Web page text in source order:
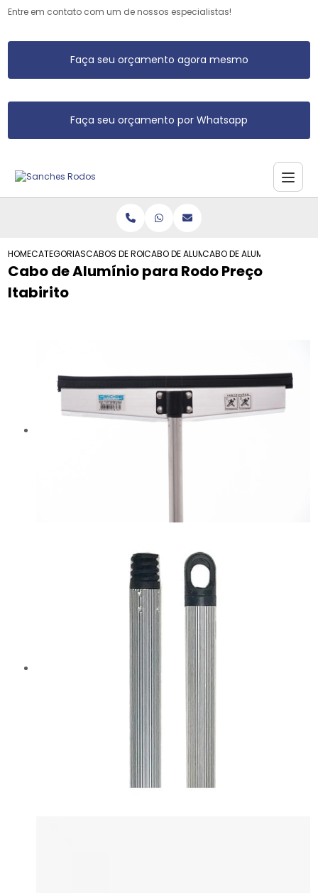
Entre em contato com um de nossos especialistas!
Faça seu orçamento agora mesmo
Faça seu orçamento por Whatsapp
HOMECATEGORIASCABOS DE RODO DE ALUMINIO
CABO DE ALUMINIO PARA RODO
CABO DE ALUMINIO PARA
Cabo de Alumínio para Rodo Preço
Itabirito